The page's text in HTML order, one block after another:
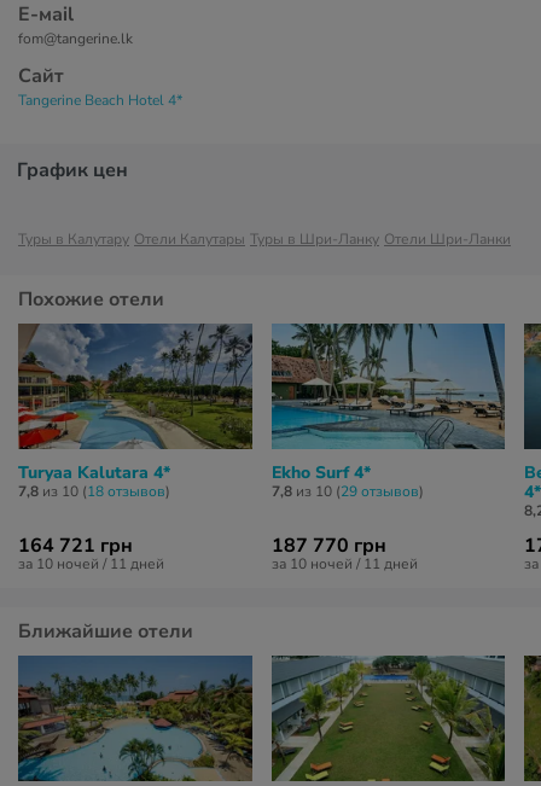
Е-маil
fom@tangerine.lk
Сайт
Tangerine Beach Hotel 4*
График цен
Туры в Калутару Отели Калутары Туры в Шри-Ланку Отели Шри-Ланки
Похожие отели
Turyaa Kalutara 4*
7,8 из 10 (18 отзывов)
164 721 грн
за 10 ночей / 11 дней
Ekho Surf 4*
7,8из 10 (29 отзывов)
187 770 грн
за 10 ночей / 11 дней
4*
Ближайшие отели